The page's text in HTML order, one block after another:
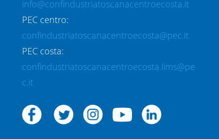
info@confindustriatoscanacentroecosta.it
PEC centro:
confindustriatoscanacentroecosta@pec.it
PEC costa:
confindustriatoscanacentroecosta.lims@pe
c.it